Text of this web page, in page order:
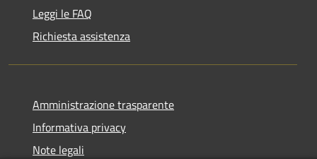
Leggi le FAQ
Richiesta assistenza
Amministrazione trasparente
Informativa privacy
Note legali